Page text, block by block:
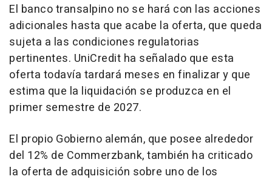
El banco transalpino no se hará con las acciones
adicionales hasta que acabe la oferta, que queda
sujeta a las condiciones regulatorias
pertinentes. UniCredit ha señalado que esta
oferta todavía tardará meses en finalizar y que
estima que la liquidación se produzca en el
primer semestre de 2027.
El propio Gobierno alemán, que posee alrededor
del 12% de Commerzbank, también ha criticado
la oferta de adquisición sobre uno de los